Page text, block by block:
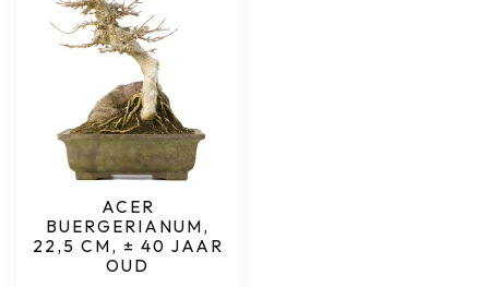
ACER
BUERGERIANUM,
22,5 CM, ± 40 JAAR
OUD